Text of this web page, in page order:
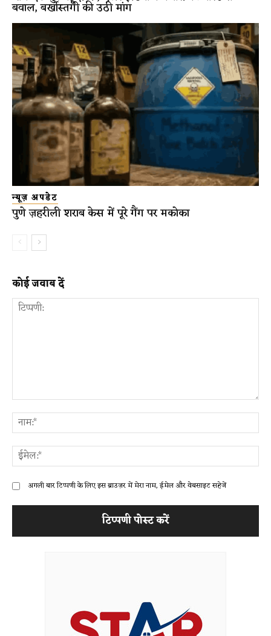
बवाल, बर्खास्तगी की उठी मांग
न्यूज़ अपडेट
पुणे ज़हरीली शराब केस में पूरे गैंग पर मकोका
कोई जवाब दें
अगली बार टिप्पणी के लिए इस ब्राउज़र में मेरा नाम, ईमेल और वेबसाइट सहेजें